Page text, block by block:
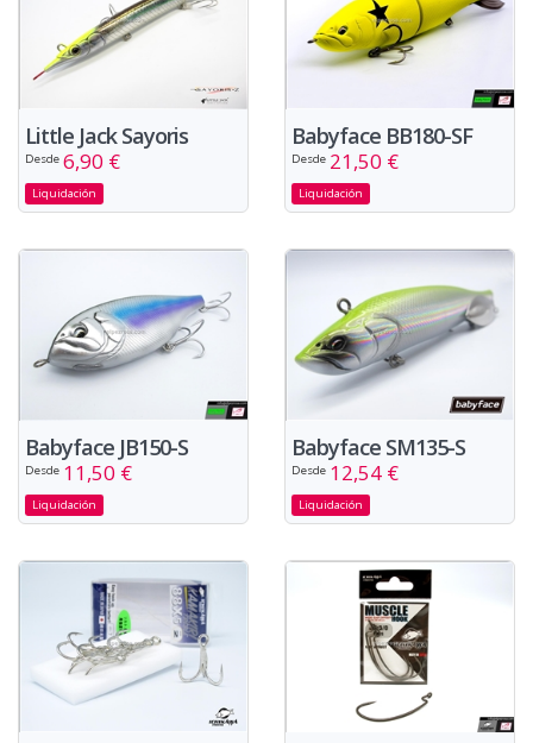
Little Jack Sayoris
Desde 6,90 €
Liquidación
Babyface BB180-SF
Desde 21,50 €
Liquidación
Babyface JB150-S
Desde 11,50 €
Liquidación
Babyface SM135-S
Desde 12,54 €
Liquidación